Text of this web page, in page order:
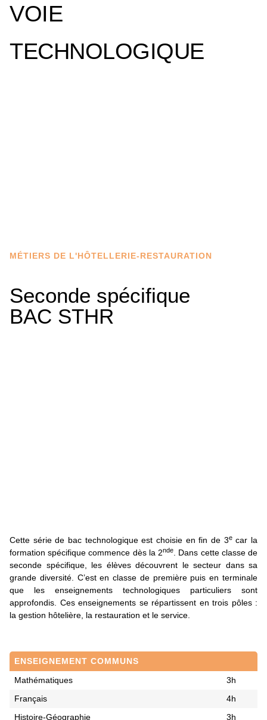
VOIE
TECHNOLOGIQUE
MÉTIERS DE L'HÔTELLERIE-RESTAURATION
Seconde spécifique
BAC STHR
Cette série de bac technologique est choisie en fin de 3ecar la
formation spécifique commence dès la 2nde. Dans cette classe de
seconde spécifique, les élèves découvrent le secteur dans sa
grande diversité. C’est en classe de première puis en terminale
que les enseignements technologiques particuliers sont
approfondis. Ces enseignements se répartissent en trois pôles :
la gestion hôtelière, la restauration et le service.
ENSEIGNEMENT COMMUNS
Mathématiques
3h
Français
4h
Histoire-Géographie
3h